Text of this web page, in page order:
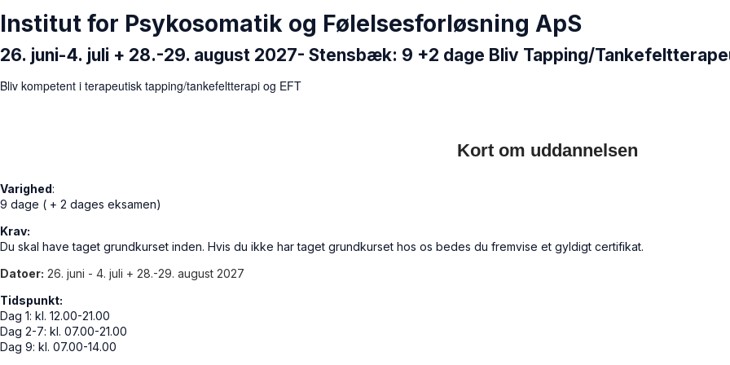
Institut for Psykosomatik og Følelsesforløsning ApS
26. juni-4. juli + 28.-29. august 2027- Stensbæk: 9 +2 dage Bliv Tapping/
Bliv kompetent i terapeutisk tapping/tankefeltterapi og EFT
Kort om uddannelsen
Varighed:
9 dage ( + 2 dages eksamen)
Krav:
Du skal have taget grundkurset inden. Hvis du ikke har taget grundkurset hos os bedes du fremvise et gyldigt certifikat.
Datoer: 26. juni - 4. juli + 28.-29. august 2027
Tidspunkt:
Dag 1: kl. 12.00-21.00
Dag 2-7: kl. 07.00-21.00
Dag 9: kl. 07.00-14.00